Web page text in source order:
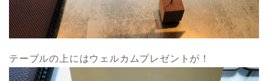
テーブルの上にはウェルカムプレゼントが！